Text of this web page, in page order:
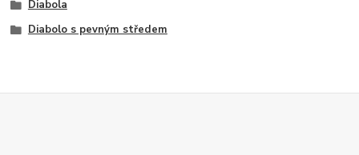
Diabola
Diabolo s pevným středem